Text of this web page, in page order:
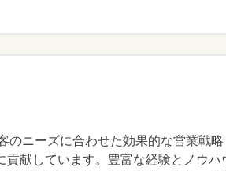
のニーズに合わせた効果的な営業戦略
献しています。豊富な経験とノウハ